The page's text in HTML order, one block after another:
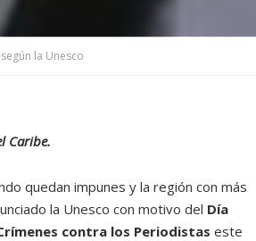
la Unesco
Caribe.
quedan impunes y la región con más
la Unesco con motivo del Día
contra los Periodistas este